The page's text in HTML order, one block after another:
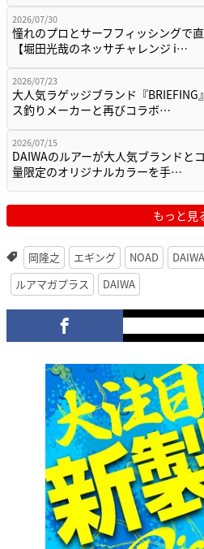
2026/07/30
憧れのプロとサーフフィッシングで直
【堀田光哉のネッサチャレンジ i…
2026/07/23
大人気ラゲッジブランド『BRIEFING
ス釣りメーカーと再びコラボ…
2026/07/15
DAIWAのルアーが大人気ブランドと
量限定のオリジナルカラーを手…
もっと見
岡隆之 エギング NOAD
ルアマガプラス
DAIWA